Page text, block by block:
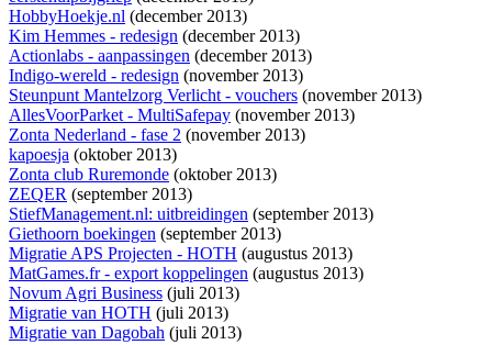
HobbyHoekje.nl (december 2013)
Kim Hemmes - redesign (december 2013)
Actionlabs - aanpassingen (december 2013)
Indigo-wereld - redesign (november 2013)
Steunpunt Mantelzorg Verlicht - vouchers (november 2013)
AllesVoorParket - MultiSafepay (november 2013)
Zonta Nederland - fase 2 (november 2013)
kapoesja (oktober 2013)
Zonta club Ruremonde (oktober 2013)
ZEQER (september 2013)
StiefManagement.nl: uitbreidingen (september 2013)
Giethoorn boekingen (september 2013)
Migratie APS Projecten - HOTH (augustus 2013)
MatGames.fr - export koppelingen (augustus 2013)
Novum Agri Business (juli 2013)
Migratie van HOTH (juli 2013)
Migratie van Dagobah (juli 2013)